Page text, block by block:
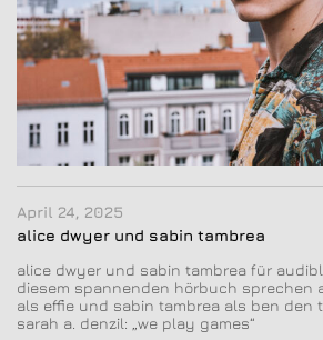
April 24, 2025
alice dwyer und sabin tambrea
alice dwyer und sabin tambrea für
diesem spannenden hörbuch sprechen
als effie und sabin tambrea als ben den
sarah a. denzil: „we play games“